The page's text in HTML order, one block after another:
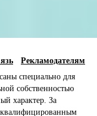
Рекламодателям
специально для
собственностью
характер. За